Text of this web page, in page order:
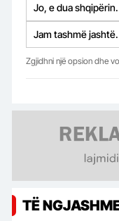
Jo, e dua shqipërin.
Jam tashmë jashtë.
Zgjidhni një opsion dhe
TË